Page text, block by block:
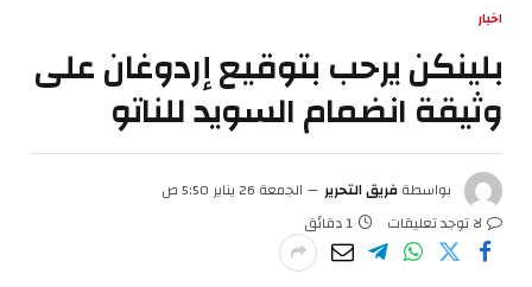
اخبار
بلينكن يرحب بتوقيع إردوغان على
وثيقة انضمام السويد للناتو
بواسطةفريق التحرير
الجمعة 26 يناير 5:50 ص
لا توجد تعليقات
1 دقائق